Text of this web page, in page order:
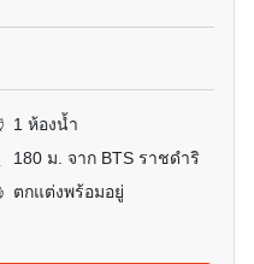
1 ห้องน้ำ
180 ม. จาก BTS ราชดำริ
ตกแต่งพร้อมอยู่